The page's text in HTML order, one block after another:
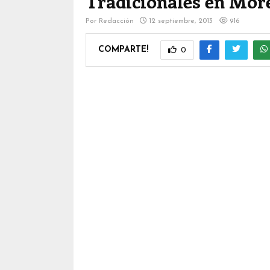
Por Redacción 12 septiembre, 2013 916
COMPARTE! 0